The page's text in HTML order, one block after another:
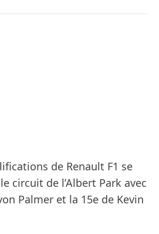
de Renault F1 se
circuit de l’Albert Park avec
Palmer et la 15e de Kevin